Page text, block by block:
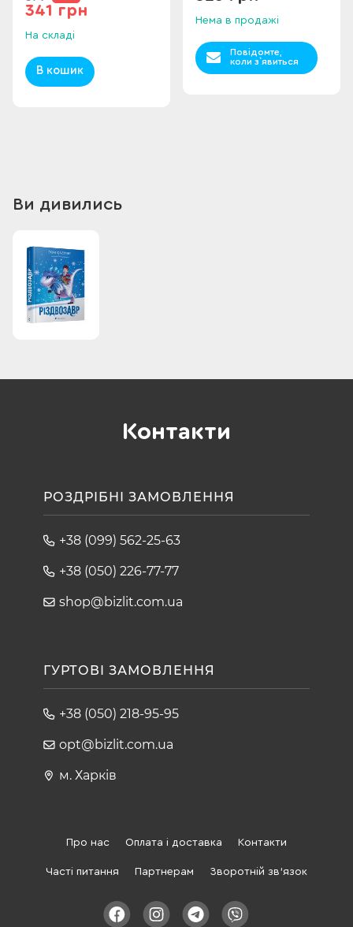
341 грн
На складі
В кошик
Нема в продажі
Повідомте,
коли з`явиться
Ви дивились
Контакти
РОЗДРІБНІ ЗАМОВЛЕННЯ
+38 (099) 562-25-63
+38 (050) 226-77-77
shop@bizlit.com.ua
ГУРТОВІ ЗАМОВЛЕННЯ
+38 (050) 218-95-95
opt@bizlit.com.ua
м. Харків
Про нас Оплата і доставка Контакти
Часті питання Партнерам Зворотній зв'язок